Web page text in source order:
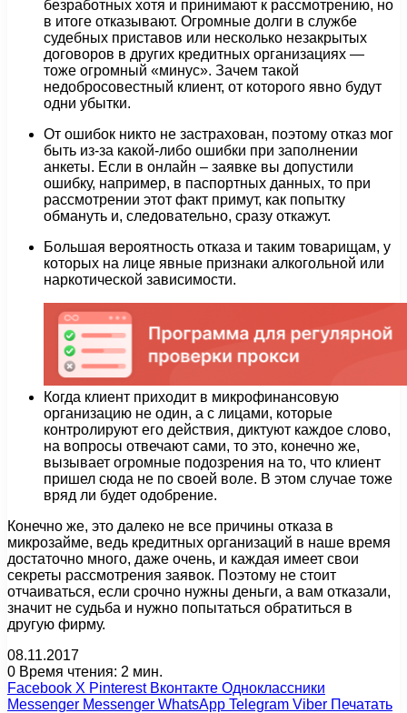
безработных хотя и принимают к рассмотрению, но
в итоге отказывают. Огромные долги в службе
судебных приставов или несколько незакрытых
договоров в других кредитных организациях —
тоже огромный «минус». Зачем такой
недобросовестный клиент, от которого явно будут
одни убытки.
От ошибок никто не застрахован, поэтому отказ мог
быть из-за какой-либо ошибки при заполнении
анкеты. Если в онлайн – заявке вы допустили
ошибку, например, в паспортных данных, то при
рассмотрении этот факт примут, как попытку
обмануть и, следовательно, сразу откажут.
Большая вероятность отказа и таким товарищам, у
которых на лице явные признаки алкогольной или
наркотической зависимости.
Когда клиент приходит в микрофинансовую
организацию не один, а с лицами, которые
контролируют его действия, диктуют каждое слово,
на вопросы отвечают сами, то это, конечно же,
вызывает огромные подозрения на то, что клиент
пришел сюда не по своей воле. В этом случае тоже
вряд ли будет одобрение.
Конечно же, это далеко не все причины отказа в
микрозайме, ведь кредитных организаций в наше время
достаточно много, даже очень, и каждая имеет свои
секреты рассмотрения заявок. Поэтому не стоит
отчаиваться, если срочно нужны деньги, а вам отказали,
значит не судьба и нужно попытаться обратиться в
другую фирму.
08.11.2017
0 Время чтения: 2 мин.
Facebook X Pinterest Вконтакте Одноклассники
Messenger Messenger WhatsApp Telegram Viber Печатать